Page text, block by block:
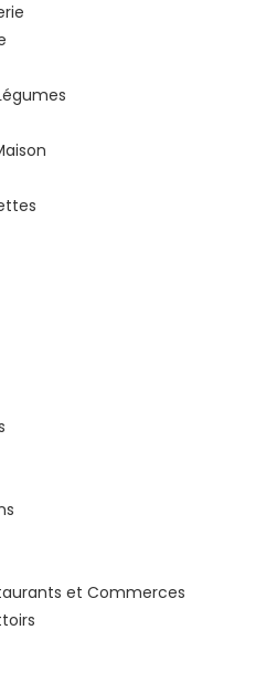
et Commerces